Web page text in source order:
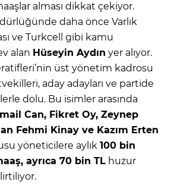
alması dikkat çekiyor.
daha önce Varlık
ve Turkcell gibi kamu
alan Hüseyin Aydın yer alıyor.
üst yönetim kadrosu
aday adayları ve partide
dolu. Bu isimler arasında
Can, Fikret Oy, Zeynep
Fehmi Kinay ve Kazım Erten
yöneticilere aylık 100 bin
ayrıca 70 bin TL huzur